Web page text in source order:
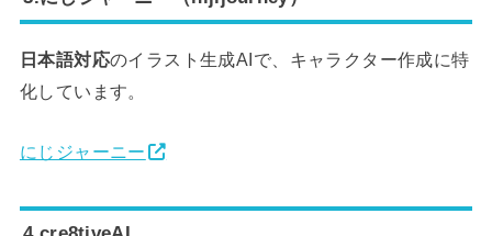
日本語対応のイラスト生成AIで、キャラクター作成に特
化しています。
にじジャーニー